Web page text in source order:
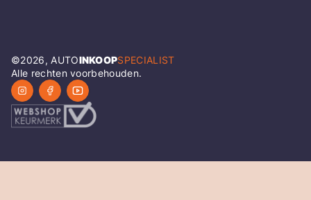
©2026, AUTOINKOOPSPECIALIST
Alle rechten voorbehouden.